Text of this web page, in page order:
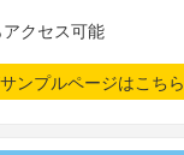
クセス可能
ンプルページはこちら